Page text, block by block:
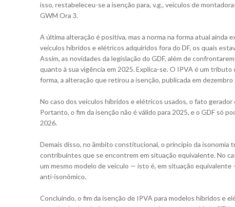
isso, restabeleceu-se a isenção para, v.g., veículos de
GWM Ora 3.
A última alteração é positiva, mas a norma na forma atual
veículos híbridos e elétricos adquiridos fora do DF, os quais
Assim, as novidades da legislação do GDF, além de
quanto à sua vigência em 2025. Explica-se. O IPVA é um
forma, a alteração que retirou a isenção, publicada em
No caso dos veículos híbridos e elétricos usados, o fato
Portanto, o fim da isenção não é válido para 2025, e o GDF só
2026.
Demais disso, no âmbito constitucional, o princípio da
contribuintes que se encontrem em situação equivalente. No
um mesmo modelo de veículo — isto é, em situação
anti-isonômico.
Concluindo, o fim da isenção de IPVA para modelos híbridos e